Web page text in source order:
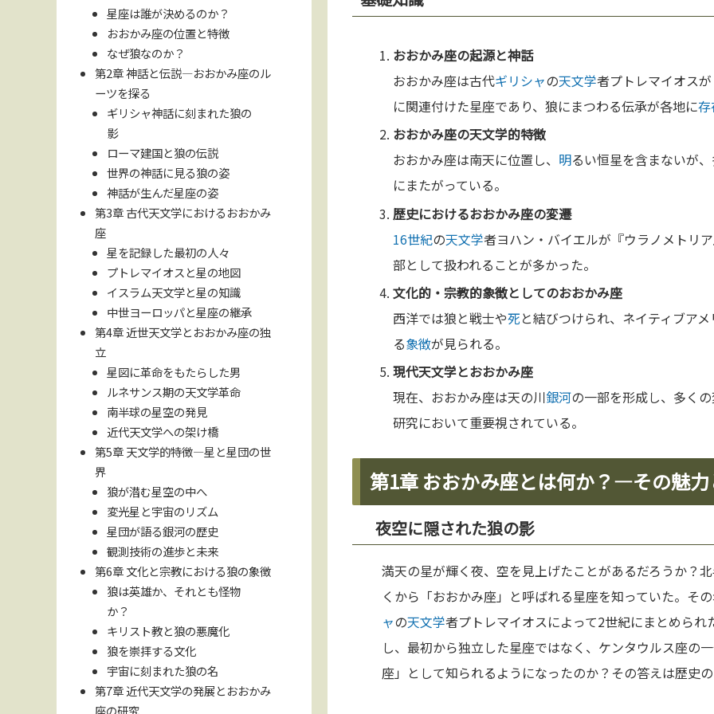
おおかみ座の起源と神話
おおかみ座は古代ギリシャの天文学者プトレマイオス
に関連付けた星座であり、狼にまつわる伝承が各地に
おおかみ座の天文学的特徴
おおかみ座は南天に位置し、 明るい恒星を含まないが
にまたがっている。
歴史におけるおおかみ座の変遷
16世紀の天文学者ヨハン・バイエルが『ウラノメトリ
部として扱われることが多かった。
文化的・宗教的象徴としてのおおかみ座
西洋では狼と戦士や死と結びつけられ、ネイティブア
る象徴が見られる。
現代天文学とおおかみ座
現在、おおかみ座は天の川銀河の一部を形成し、多く
研究において重要視されている。
第1章 おおかみ座とは何か？—その魅
夜空に隠された狼の影
満天の星が輝く夜、空を見上げたことがあるだろうか？
くから「おおかみ座」と呼ばれる星座を知っていた。そ
ャの天文学者プトレマイオスによって2世紀にまとめら
し、最初から独立した星座ではなく、ケンタウルス座の
座」として知られるようになったのか？その答えは歴史
星座は誰が決めるのか？
おおかみ座の位置と特徴
なぜ狼なのか？
第2章 神話と伝説—おおかみ座のル
ーツを探る
ギリシャ神話に刻まれた狼の
影
ローマ建国と狼の伝説
世界の神話に見る狼の姿
神話が生んだ星座の姿
第3章 古代天文学におけるおおかみ
座
星を記録した最初の人々
プトレマイオスと星の地図
イスラム天文学と星の知識
中世ヨーロッパと星座の継承
第4章 近世天文学とおおかみ座の独
立
星図に革命をもたらした男
ルネサンス期の天文学革命
南半球の星空の発見
近代天文学への架け橋
第5章 天文学的特徴—星と星団の世
界
狼が潜む星空の中へ
変光星と宇宙のリズム
星団が語る銀河の歴史
観測技術の進歩と未来
第6章 文化と宗教における狼の象徴
狼は英雄か、それとも怪物
か？
キリスト教と狼の悪魔化
狼を崇拝する文化
宇宙に刻まれた狼の名
第7章 近代天文学の発展とおおかみ
座の研究